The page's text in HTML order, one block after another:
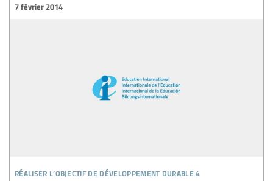
réaliser l’objectif de développement durable 4
7 février 2014